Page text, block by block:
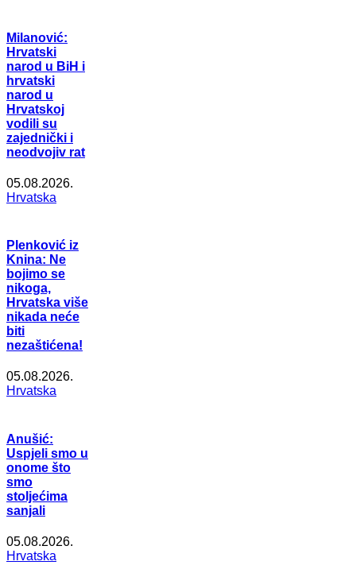
Milanović:
Hrvatski
narod u BiH i
hrvatski
narod u
Hrvatskoj
vodili su
zajednički i
neodvojiv rat
05.08.2026.
Hrvatska
Plenković iz
Knina: Ne
bojimo se
nikoga,
Hrvatska više
nikada neće
biti
nezaštićena!
05.08.2026.
Hrvatska
Anušić:
Uspjeli smo u
onome što
smo
stoljećima
sanjali
05.08.2026.
Hrvatska